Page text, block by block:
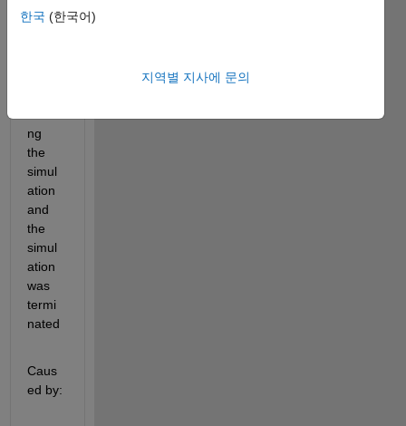
An
ng
the
simul
ation
and
the
simul
ation
was
termi
nated
Caus
ed by:
한국 (한국어)
지역별 지사에 문의